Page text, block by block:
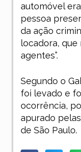
automóvel
pessoa
da ação
locadora,
agentes”.
Segundo o
foi levado e
ocorrência,
apurado
de São Paulo.